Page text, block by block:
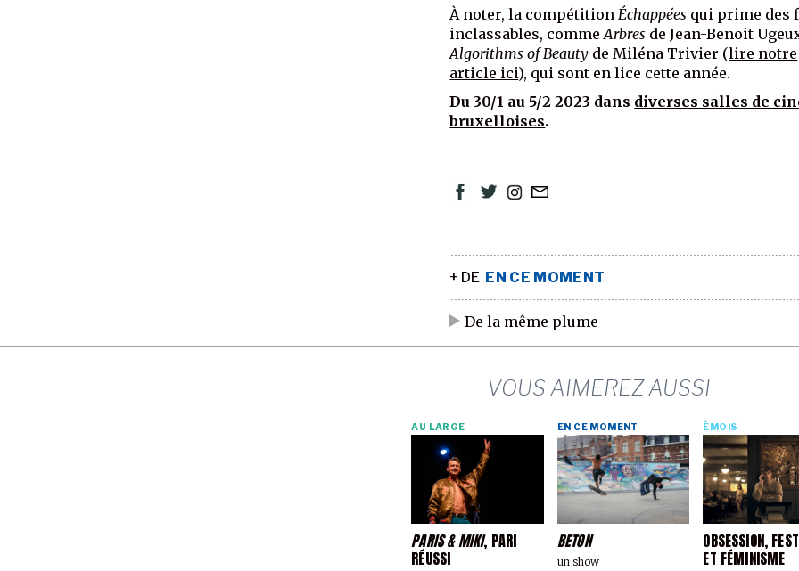
À noter, la compétition Échappées qui prime des
inclassables, commeArbres de Jean-Benoit
Algorithms of Beauty de Miléna Trivier (lire notre
article ici), qui sont en lice cette année.
Du 30/1 au 5/2 2023 dans diverses salles de
bruxelloises.
+ DE EN CE MOMENT
De la même plume
VOUS AIMEREZ AUSSI
PARIS & MIKI, PARI
RÉUSSI
AU LARGE
BETON
un show
EN CE MOMENT
OBSESSION,
ET FÉMINISME
ÉMOIS